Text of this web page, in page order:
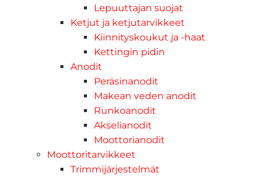
Lepuuttajan suojat
Ketjut ja ketjutarvikkeet
Kiinnityskoukut ja -haat
Kettingin pidin
Anodit
Peräsinanodit
Makean veden anodit
Runkoanodit
Akselianodit
Moottorianodit
Moottoritarvikkeet
Trimmijärjestelmät